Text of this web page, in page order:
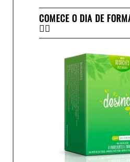
COMECE O DIA DE
👇🏻